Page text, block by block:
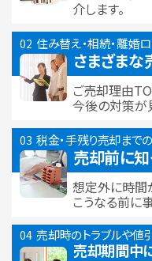
介します。
住み替え・相続・離婚
さまざまな
ご売却理由
今後の対策が
税金・手残り売却まで
売却前に知
想定外に時間
こうなる前に
売却時のトラブルや値
売却期間中